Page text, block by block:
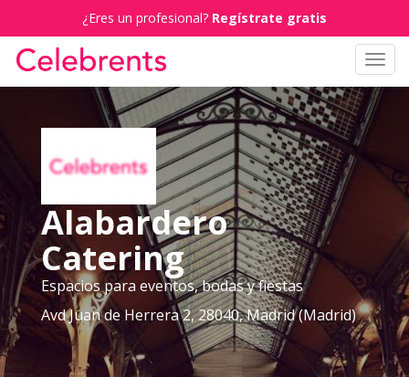
¿Eres un profesional? Regístrate gratis
Alabardero
Catering
Espacios para eventos, bodas y fiestas
Avd Juan de Herrera 2, 28040, Madrid (Madrid)